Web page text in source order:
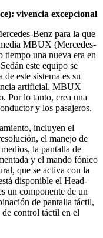
vivencia excepcional
Benz para la que
MBUX (Mercedes-
tiempo una nueva era en
este equipo se
este sistema es su
artificial. MBUX
Por lo tanto, crea una
y los pasajeros.
incluyen el
el manejo de
la pantalla de
y el mando fónico
que se activa con la
disponible el Head-
un componente de un
de pantalla táctil,
control táctil en el